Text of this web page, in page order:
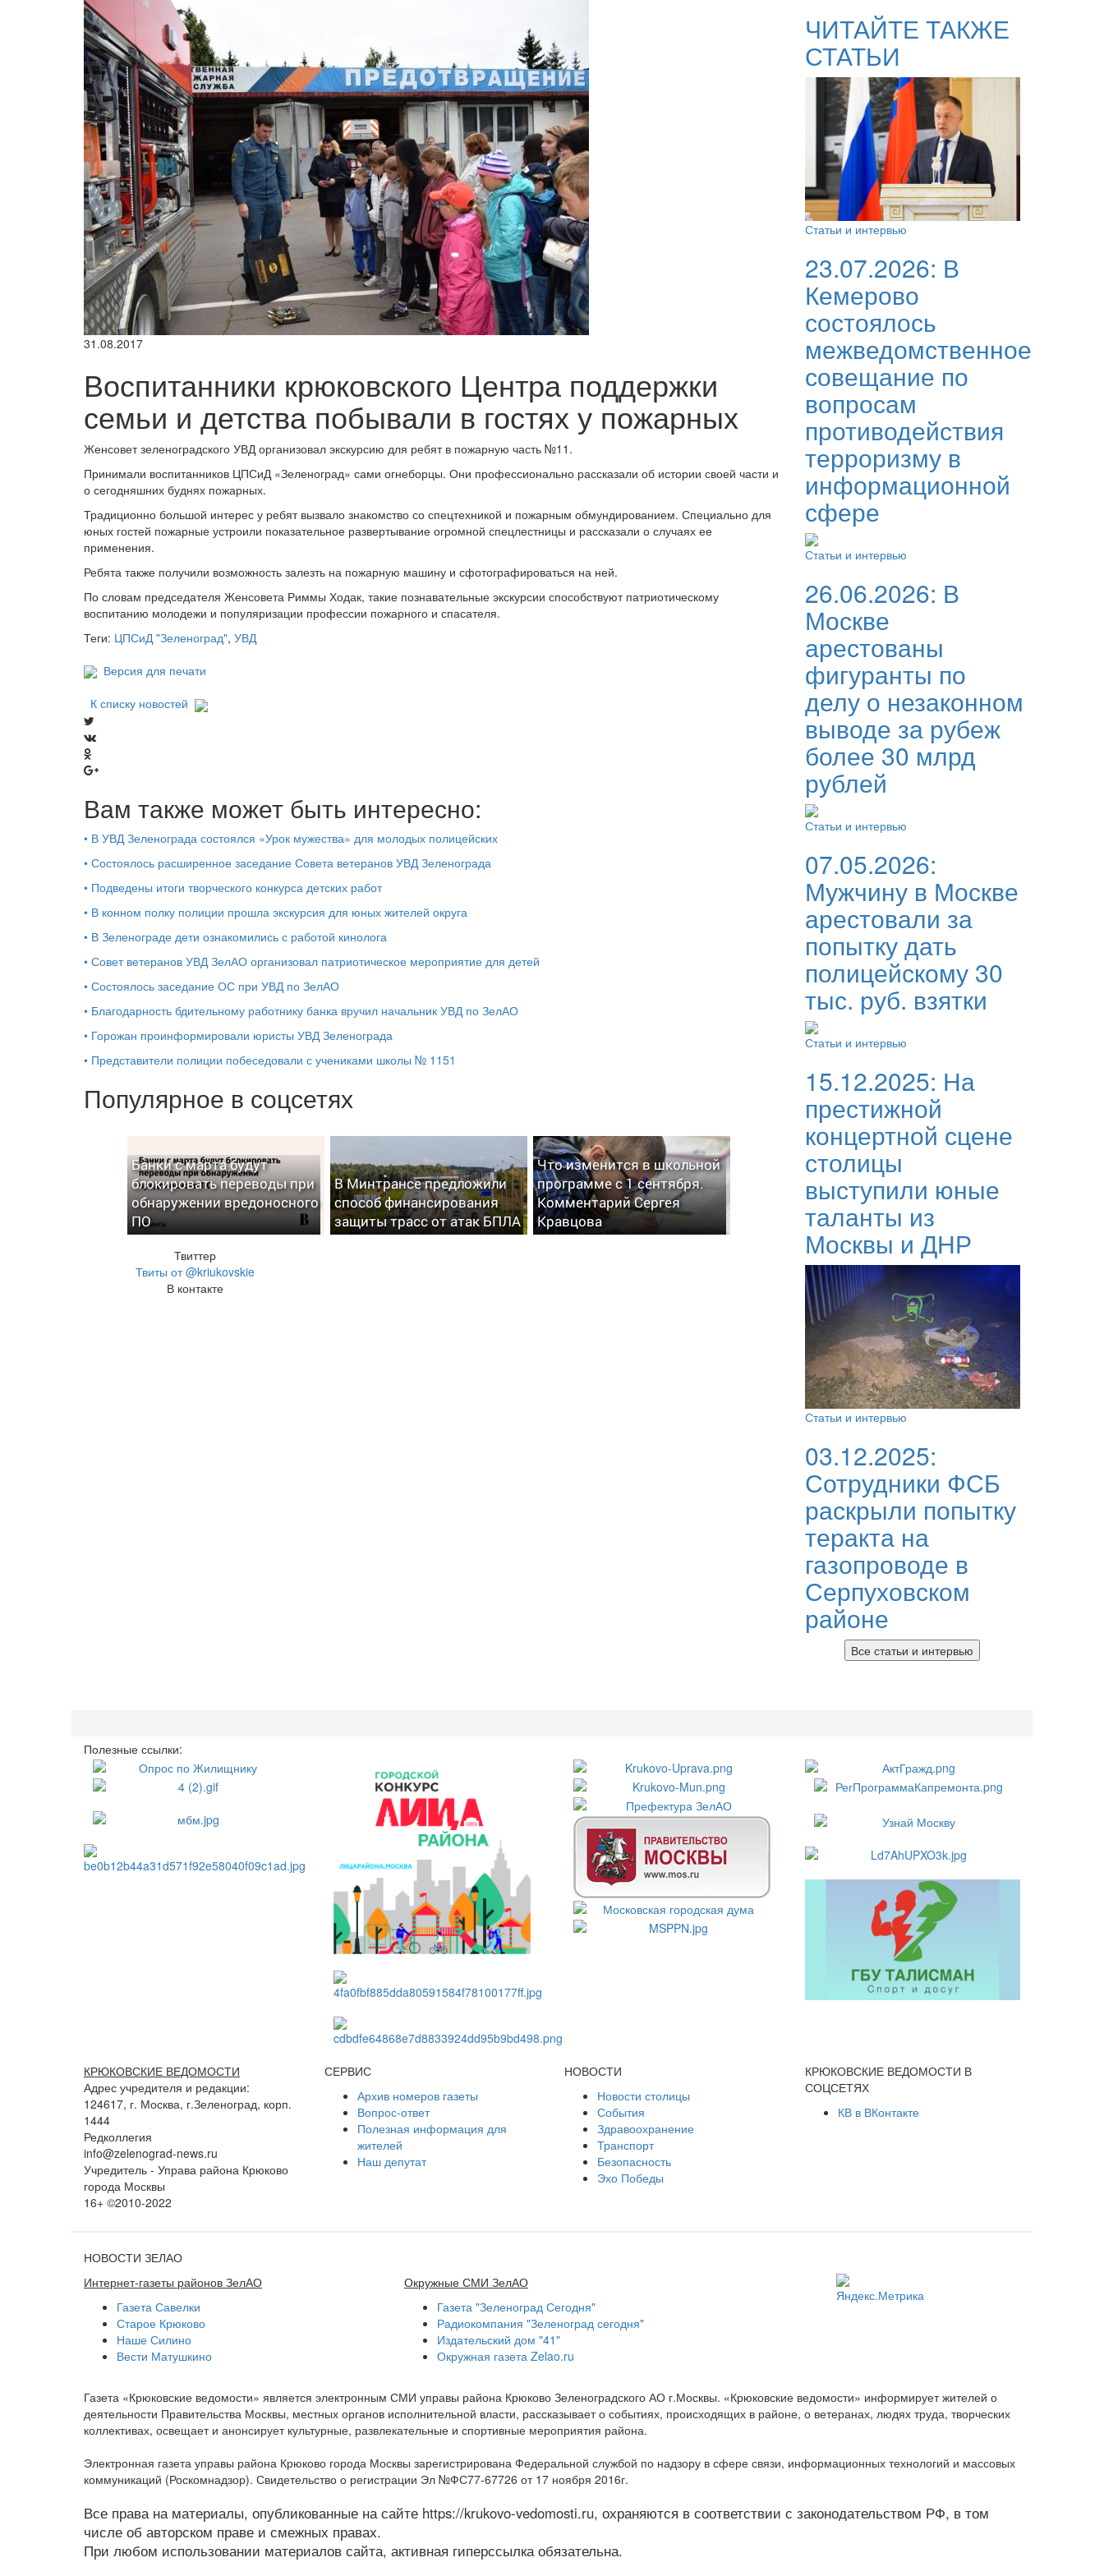
31.08.2017
Воспитанники крюковского Центра поддержки
семьи и детства побывали в гостях у пожарных
Женсовет зеленоградского УВД организовал экскурсию для ребят в пожарную часть №11.
Принимали воспитанников ЦПСиД «Зеленоград» сами огнеборцы. Они профессионально рассказали об истории своей части и
о сегодняшних буднях пожарных.
Традиционно большой интерес у ребят вызвало знакомство со спецтехникой и пожарным обмундированием. Специально для
юных гостей пожарные устроили показательное развертывание огромной спецлестницы и рассказали о случаях ее
применения.
Ребята также получили возможность залезть на пожарную машину и сфотографироваться на ней.
По словам председателя Женсовета Риммы Ходак, такие познавательные экскурсии способствуют патриотическому
воспитанию молодежи и популяризации профессии пожарного и спасателя.
Теги: ЦПСиД "Зеленоград", УВД
Версия для печати
К списку новостей
Вам также может быть интересно:
• В УВД Зеленограда состоялся «Урок мужества» для молодых полицейских
• Состоялось расширенное заседание Совета ветеранов УВД Зеленограда
• Подведены итоги творческого конкурса детских работ
• В конном полку полиции прошла экскурсия для юных жителей округа
• В Зеленограде дети ознакомились с работой кинолога
• Совет ветеранов УВД ЗелАО организовал патриотическое мероприятие для детей
• Состоялось заседание ОС при УВД по ЗелАО
• Благодарность бдительному работнику банка вручил начальник УВД по ЗелАО
• Горожан проинформировали юристы УВД Зеленограда
• Представители полиции побеседовали с учениками школы № 1151
Популярное в соцсетях
Банки с марта будут
блокировать переводы при
обнаружении вредоносного
ПО
В Минтрансе предложили
способ финансирования
защиты трасс от атак БПЛА
Что изменится в школьной
программе с 1 сентября.
Комментарий Сергея
Кравцова
Твиттер
Твиты от @kriukovskie
В контакте
ЧИТАЙТЕ ТАКЖЕ
СТАТЬИ
Статьи и интервью
23.07.2026: В
Кемерово
состоялось
межведомственное
совещание по
вопросам
противодействия
терроризму в
информационной
сфере
Статьи и интервью
26.06.2026: В
Москве
арестованы
фигуранты по
делу о незаконном
выводе за рубеж
более 30 млрд
рублей
Статьи и интервью
07.05.2026:
Мужчину в Москве
арестовали за
попытку дать
полицейскому 30
тыс. руб. взятки
Статьи и интервью
15.12.2025: На
престижной
концертной сцене
столицы
выступили юные
таланты из
Москвы и ДНР
Статьи и интервью
03.12.2025:
Сотрудники ФСБ
раскрыли попытку
теракта на
газопроводе в
Серпуховском
районе
Все статьи и интервью
Полезные ссылки:
КРЮКОВСКИЕ ВЕДОМОСТИ
Адрес учредителя и редакции:
124617, г. Москва, г.Зеленоград, корп.
1444
Редколлегия
info@zelenograd-news.ru
Учредитель - Управа района Крюково
города Москвы
16+ ©2010-2022
СЕРВИС
Архив номеров газеты
Вопрос-ответ
Полезная информация для
жителей
Наш депутат
НОВОСТИ
Новости столицы
События
Здравоохранение
Транспорт
Безопасность
Эхо Победы
КРЮКОВСКИЕ ВЕДОМОСТИ В
СОЦСЕТЯХ
КВ в ВКонтакте
НОВОСТИ ЗЕЛАО
Интернет-газеты районов ЗелАО
Газета Савелки
Старое Крюково
Наше Силино
Вести Матушкино
Окружные СМИ ЗелАО
Газета "Зеленоград Сегодня"
Радиокомпания "Зеленоград сегодня"
Издательский дом "41"
Окружная газета Zelao.ru
Газета «Крюковские ведомости» является электронным СМИ управы района Крюково Зеленоградского АО г.Москвы. «Крюковские ведомости» информирует жителей о
деятельности Правительства Москвы, местных органов исполнительной власти, рассказывает о событиях, происходящих в районе, о ветеранах, людях труда, творческих
коллективах, освещает и анонсирует культурные, развлекательные и спортивные мероприятия района.
Электронная газета управы района Крюково города Москвы зарегистрирована Федеральной службой по надзору в сфере связи, информационных технологий и массовых
коммуникаций (Роскомнадзор). Свидетельство о регистрации Эл №ФС77-67726 от 17 ноября 2016г.
Все права на материалы, опубликованные на сайте https://krukovo-vedomosti.ru, охраняются в соответствии с законодательством РФ, в том
числе об авторском праве и смежных правах.
При любом использовании материалов сайта, активная гиперссылка обязательна.